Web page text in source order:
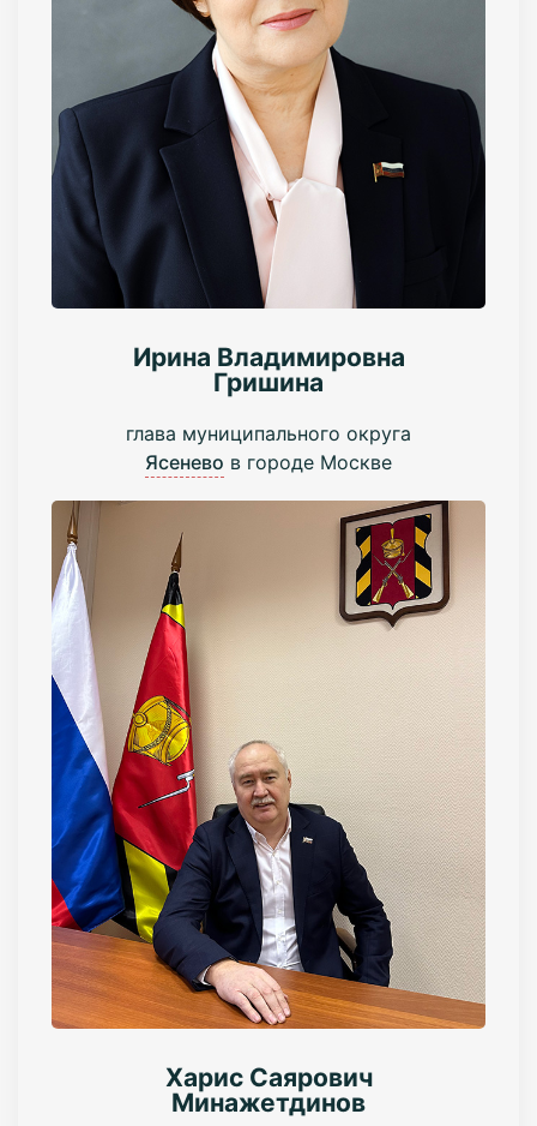
Ирина Владимировна
Гришина
глава муниципального округа
Ясенево в городе Москве
Харис Саярович
Минажетдинов